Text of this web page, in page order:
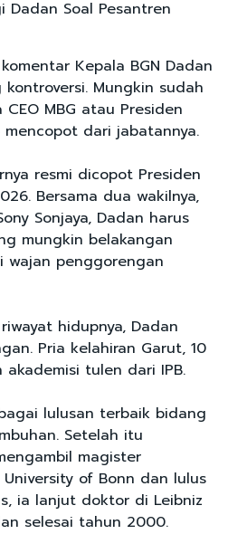
Dadan Soal Pesantren
Kepala BGN Dadan
Mungkin sudah
MBG atau Presiden
mencopot dari jabatannya.
resmi dicopot Presiden
Bersama dua wakilnya,
Sonjaya, Dadan harus
mungkin belakangan
wajan penggorengan
hidupnya, Dadan
Pria kelahiran Garut, 10
akademisi tulen dari IPB.
lulusan terbaik bidang
Setelah itu
magister
of Bonn dan lulus
ia lanjut doktor di Leibniz
selesai tahun 2000.